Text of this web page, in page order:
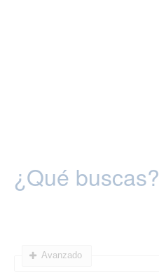
¿Qué buscas?
Avanzado